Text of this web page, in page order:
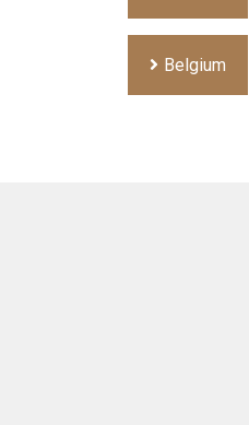
Belgium